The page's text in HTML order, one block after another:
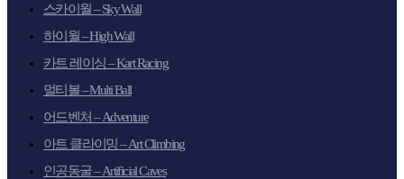
스카이월 – Sky Wall
하이월 – High Wall
카트 레이싱 – Kart Racing
멀티볼 – Multi Ball
어드벤처 – Adventure
아트 클라이밍 – Art Climbing
인공동굴 – Artificial Caves